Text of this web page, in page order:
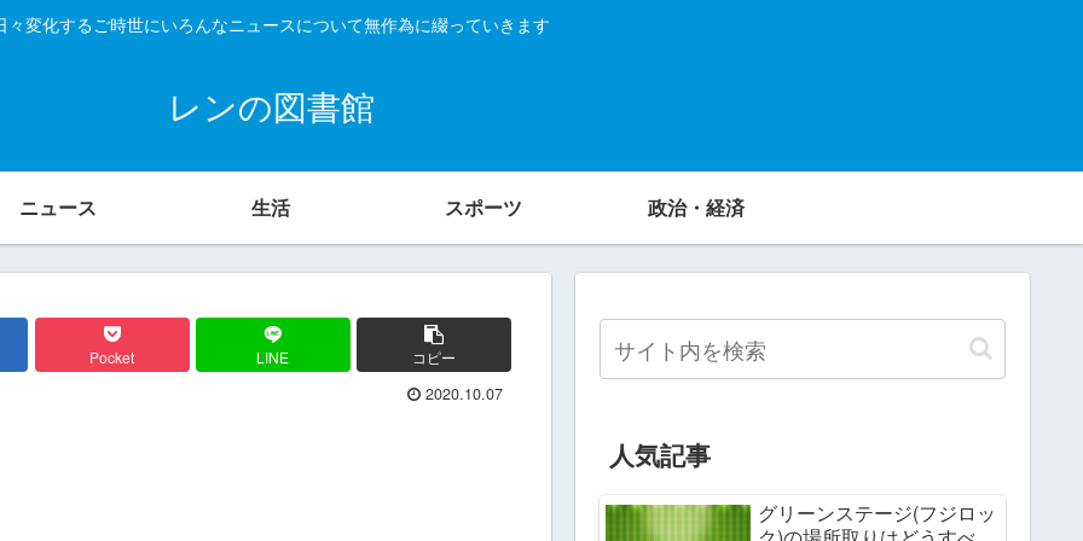
々変化するご時世にいろんなニュースについて無作為に綴っていきます
レンの図書館
ニュース 生活 スポーツ 政治・経済
Pocket LINE コピー
2020.10.07
人気記事
グリーンステージ(フジロッ